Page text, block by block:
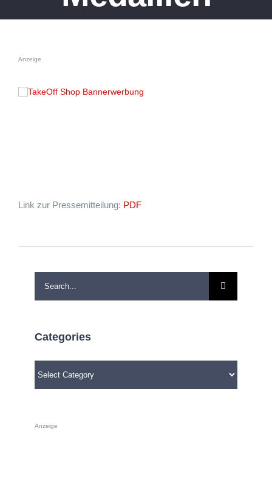
Anzeige
Link zur Pressemitteilung: PDF
Search
for:
Categories
Categories
Anzeige